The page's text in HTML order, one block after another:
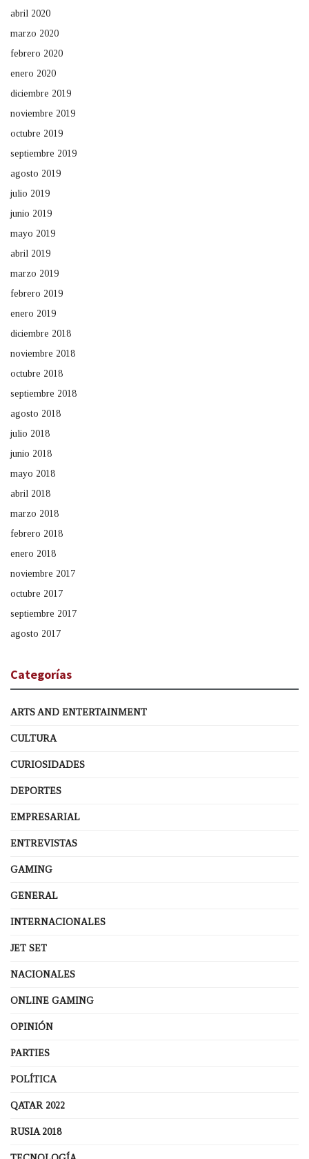
abril 2020
marzo 2020
febrero 2020
enero 2020
diciembre 2019
noviembre 2019
octubre 2019
septiembre 2019
agosto 2019
julio 2019
junio 2019
mayo 2019
abril 2019
marzo 2019
febrero 2019
enero 2019
diciembre 2018
noviembre 2018
octubre 2018
septiembre 2018
agosto 2018
julio 2018
junio 2018
mayo 2018
abril 2018
marzo 2018
febrero 2018
enero 2018
noviembre 2017
octubre 2017
septiembre 2017
agosto 2017
Categorías
ARTS AND ENTERTAINMENT
CULTURA
CURIOSIDADES
DEPORTES
EMPRESARIAL
ENTREVISTAS
GAMING
GENERAL
INTERNACIONALES
JET SET
NACIONALES
ONLINE GAMING
OPINIÓN
PARTIES
POLÍTICA
QATAR 2022
RUSIA 2018